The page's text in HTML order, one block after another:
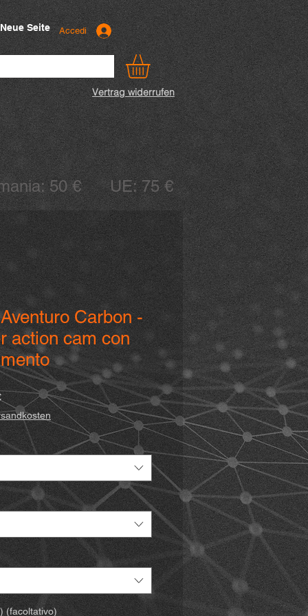
50 € UE: 75 €
Neue Seite Accedi
Vertrag widerrufen
Carbon -
action cam con
Prezzo
scontato
(facoltativo)